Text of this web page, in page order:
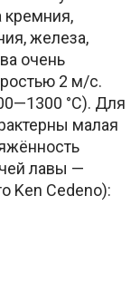
кремния,
железа,
очень
2 м/с.
°C). Для
малая
лавы —
Ken Cedeno):